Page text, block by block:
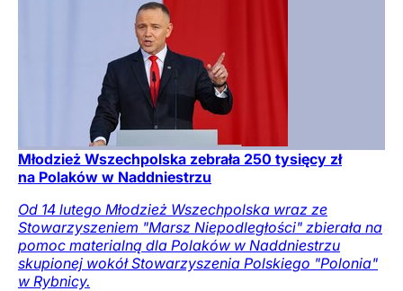
Młodzież Wszechpolska zebrała 250 tysięcy zł
na Polaków w Naddniestrzu
Od 14 lutego Młodzież Wszechpolska wraz ze
Stowarzyszeniem "Marsz Niepodległości" zbierała na
pomoc materialną dla Polaków w Naddniestrzu
skupionej wokół Stowarzyszenia Polskiego "Polonia"
w Rybnicy.